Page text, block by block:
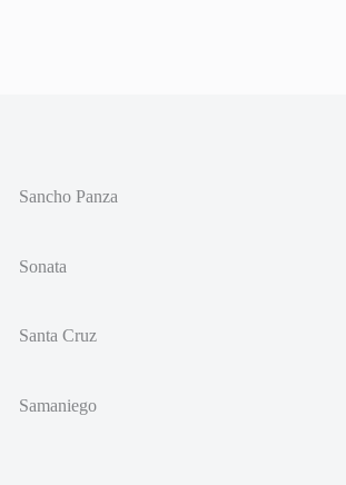
Sancho Panza
Sonata
Santa Cruz
Samaniego